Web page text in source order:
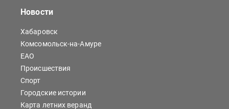
Новости
Хабаровск
Комсомольск-на-Амуре
ЕАО
Происшествия
Спорт
Городские истории
Карта летних веранд